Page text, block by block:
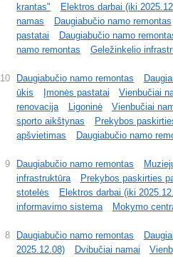
krantas"
Elektros darbai (iki
namas
Daugiabučio namo remontas
pastatai
Daugiabučio namo
namo remontas
Geležinkelio
10 Daugiabučio namo remontas
ūkis
Įmonės pastatai Vienbučiai
renovacija
Ligoninė Vienbučiai
sporto aikštynas
Prekybos
apšvietimas
Daugiabučio namo
9 Daugiabučio namo remontas
infrastruktūra
Prekybos paskirties
stotelės
Elektros darbai (iki
informavimo sistema
Mokymo
8 Daugiabučio namo remontas
2025.12.08)
Dvibučiai namai